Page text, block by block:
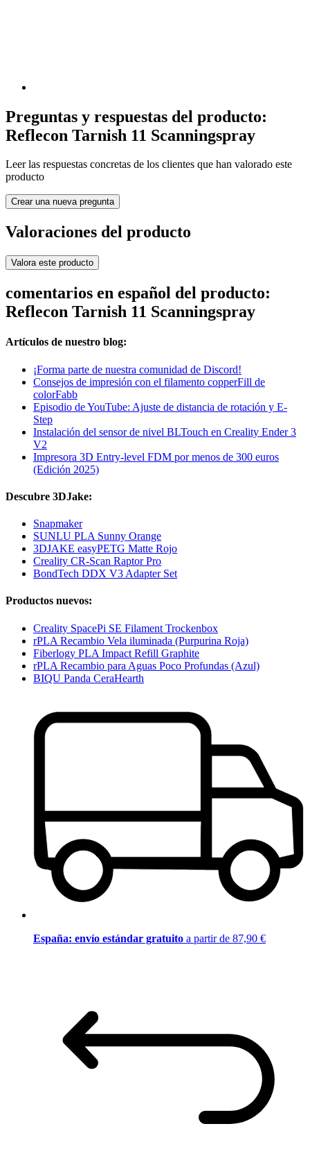
Preguntas y respuestas del producto:
Reflecon Tarnish 11 Scanningspray
Leer las respuestas concretas de los clientes que han valorado este
producto
Crear una nueva pregunta
Valoraciones del producto
Valora este producto
comentarios en español del producto:
Reflecon Tarnish 11 Scanningspray
Artículos de nuestro blog:
¡Forma parte de nuestra comunidad de Discord!
Consejos de impresión con el filamento copperFill de
colorFabb
Episodio de YouTube: Ajuste de distancia de rotación y E-
Step
Instalación del sensor de nivel BLTouch en Creality Ender 3
V2
Impresora 3D Entry-level FDM por menos de 300 euros
(Edición 2025)
Descubre 3DJake:
Snapmaker
SUNLU PLA Sunny Orange
3DJAKE easyPETG Matte Rojo
Creality CR-Scan Raptor Pro
BondTech DDX V3 Adapter Set
Productos nuevos:
Creality SpacePi SE Filament Trockenbox
rPLA Recambio Vela iluminada (Purpurina Roja)
Fiberlogy PLA Impact Refill Graphite
rPLA Recambio para Aguas Poco Profundas (Azul)
BIQU Panda CeraHearth
España: envío estándar gratuito a partir de 87,90 €